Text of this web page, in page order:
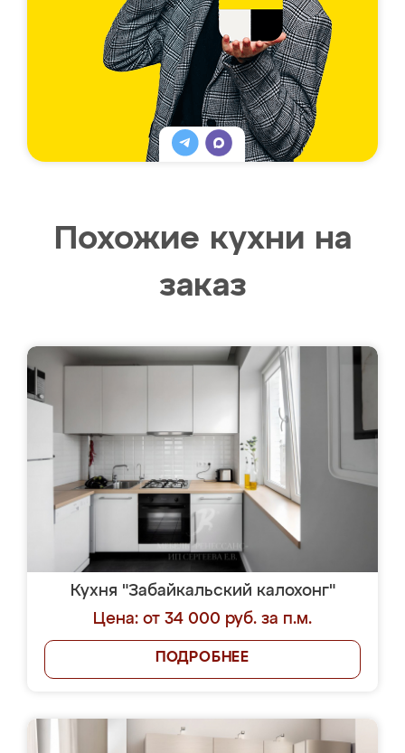
Похожие кухни на
заказ
Кухня "Забайкальский калохонг"
Цена: от 34 000 руб. за п.м.
ПОДРОБНЕЕ